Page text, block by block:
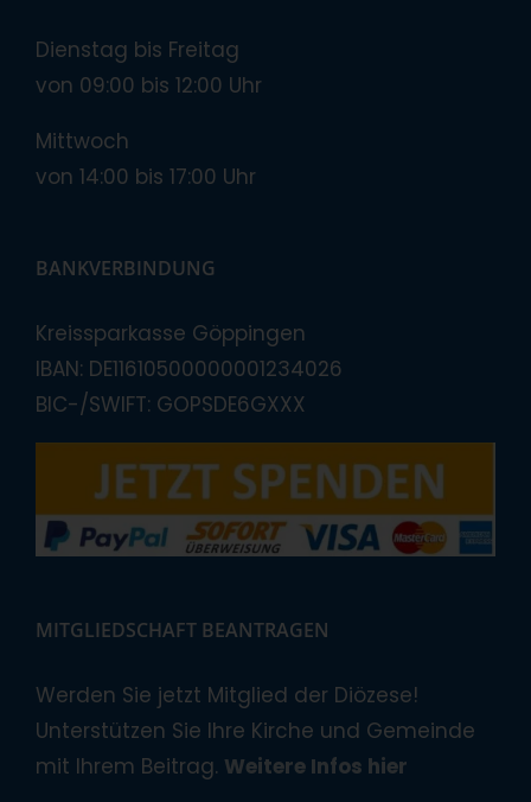
Dienstag bis Freitag
von 09:00 bis 12:00 Uhr
Mittwoch
von 14:00 bis 17:00 Uhr
BANKVERBINDUNG
Kreissparkasse Göppingen
IBAN: DE11610500000001234026
BIC-/SWIFT: GOPSDE6GXXX
MITGLIEDSCHAFT BEANTRAGEN
Werden Sie jetzt Mitglied der Diözese!
Unterstützen Sie Ihre Kirche und Gemeinde
mit Ihrem Beitrag. Weitere Infos hier